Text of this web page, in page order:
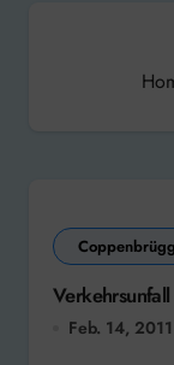
Feb. 14, 2011